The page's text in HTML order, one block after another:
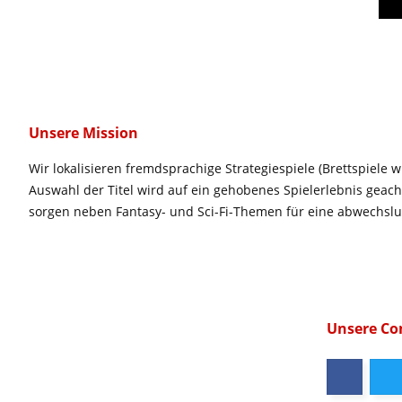
Unsere Mission
Wir lokalisieren fremdsprachige Strategiespiele (Brettspiele
Auswahl der Titel wird auf ein gehobenes Spielerlebnis
sorgen neben Fantasy- und Sci-Fi-Themen für eine
Unsere